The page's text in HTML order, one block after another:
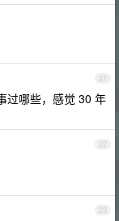
21
过哪些，感觉 30 年
22
23